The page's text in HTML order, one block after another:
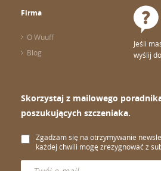
Firma
O Wuuff
Blog
Jeśli
wyślij
Skorzystaj z mailowego
poszukujących szczeniaka.
Zgadzam się na otrzymywanie
każdej chwili mogę zrezygnować z